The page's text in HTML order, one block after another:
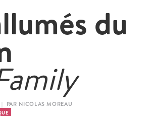
du
PAR NICOLAS MOREAU